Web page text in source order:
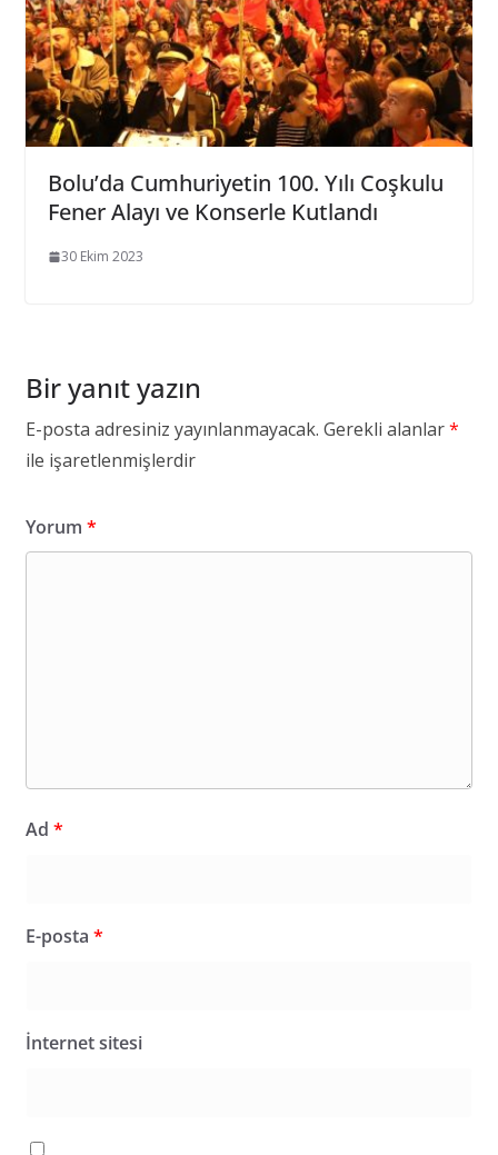
Bolu’da Cumhuriyetin 100. Yılı Coşkulu
Fener Alayı ve Konserle Kutlandı
30 Ekim 2023
Bir yanıt yazın
E-posta adresiniz yayınlanmayacak. Gerekli alanlar*
ile işaretlenmişlerdir
Yorum *
Ad *
E-posta *
İnternet sitesi